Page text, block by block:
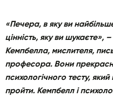
«Печера, в яку ви
цінність, яку ви
Кемпбелла, мислителя,
професора. Вони
психологічного тесту,
пройти. Кемпбелл і